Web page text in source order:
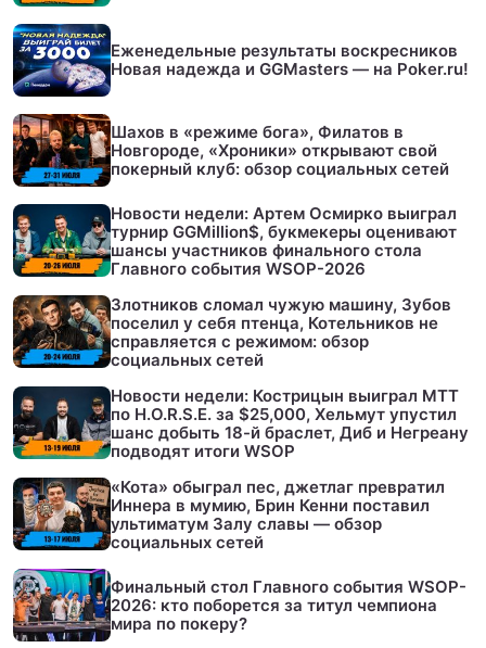
Еженедельные результаты воскресников
Новая надежда и GGMasters — на Poker.ru!
Шахов в «режиме бога», Филатов в
Новгороде, «Хроники» открывают свой
покерный клуб: обзор социальных сетей
Новости недели: Артем Осмирко выиграл
турнир GGMillion$, букмекеры оценивают
шансы участников финального стола
Главного события WSOP-2026
Злотников сломал чужую машину, Зубов
поселил у себя птенца, Котельников не
справляется с режимом: обзор
социальных сетей
Новости недели: Кострицын выиграл МТТ
по H.O.R.S.E. за $25,000, Хельмут упустил
шанс добыть 18-й браслет, Диб и Негреану
подводят итоги WSOP
«Кота» обыграл пес, джетлаг превратил
Иннера в мумию, Брин Кенни поставил
ультиматум Залу славы — обзор
социальных сетей
Финальный стол Главного события WSOP-
2026: кто поборется за титул чемпиона
мира по покеру?